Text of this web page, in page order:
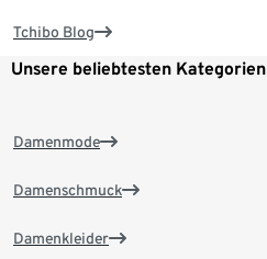
Tchibo Blog
Unsere beliebtesten Kategorien
Damenmode
Damenschmuck
Damenkleider